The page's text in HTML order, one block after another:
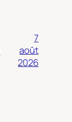
7
août
2026